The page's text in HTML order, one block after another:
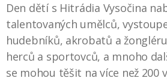
Den dětí s Hitrádia Vysočina
talentovaných umělců,
hudebníků, akrobatů a
herců a sportovců, a mnoho
se mohou těšit na více než 200